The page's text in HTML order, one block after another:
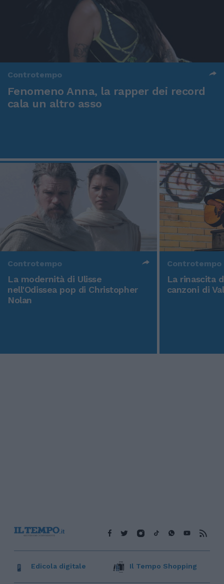
Controtempo
Fenomeno Anna, la rapper dei record
cala un altro asso
Controtempo
La modernità di Ulisse
nell'Odissea pop di Christopher
Nolan
Controtempo
La rinascita
canzoni di
Edicola digitale Il Tempo Shopping